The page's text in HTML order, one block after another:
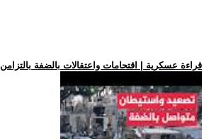
.. قراءة عسكرية | اقتحامات واعتقالات بالضفة